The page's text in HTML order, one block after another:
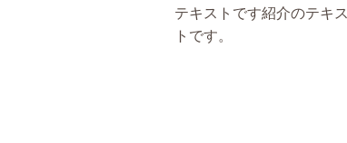
テキストです紹介のテキス
トです。